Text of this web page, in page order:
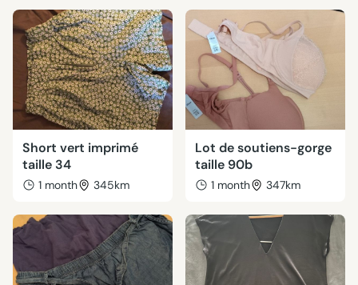
Short vert imprimé
taille 34
1 month 345km
Lot de soutiens-gorge
taille 90b
1 month 347km